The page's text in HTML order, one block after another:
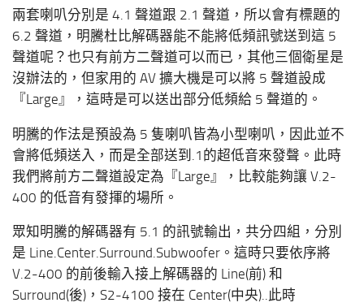
兩套喇叭分別是 4.1 聲道跟 2.1 聲道，所以會有標題的
6.2 聲道，明騰杜比解碼器能不能將低頻訊號送到這 5
聲道呢？也只有前方二聲道可以而已，其他三個衛星是
沒辦法的，但家用的 AV 擴大機是可以將 5 聲道設成
『Large』，這時是可以送出部分低頻給 5 聲道的。
明騰的作法是預設為 5 隻喇叭皆為小型喇叭，因此並不
會將低頻送入，而是全部送到.1的超低音來發聲。此時
我們將前方二聲道設定為『Large』，比較能夠讓 V.2-
400 的低音有發揮的場所。
眾知明騰的解碼器有 5.1 的訊號輸出，共分四組，分別
是 Line.Center.Surround.Subwoofer。這時只要依序將
V.2-400 的前後輸入接上解碼器的 Line(前) 和
Surround(後)，S2-4100 接在 Center(中央)..此時